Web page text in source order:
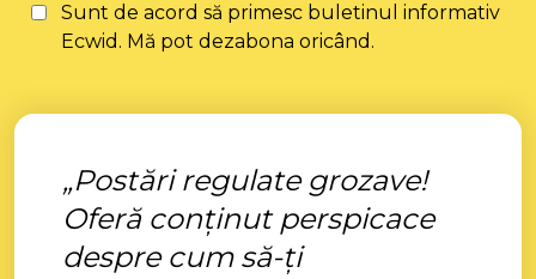
Sunt de acord să primesc buletinul informativ
Ecwid. Mă pot dezabona oricând.
„Postări regulate grozave!
Oferă conținut perspicace
despre cum să-ți